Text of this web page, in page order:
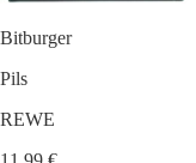
Bitburger
Pils
REWE